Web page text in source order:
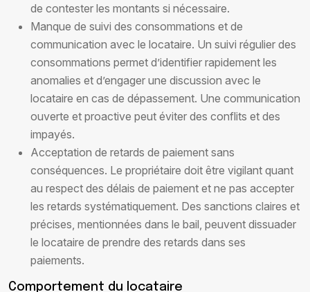
de contester les montants si nécessaire.
Manque de suivi des consommations et de
communication avec le locataire. Un suivi régulier des
consommations permet d’identifier rapidement les
anomalies et d’engager une discussion avec le
locataire en cas de dépassement. Une communication
ouverte et proactive peut éviter des conflits et des
impayés.
Acceptation de retards de paiement sans
conséquences. Le propriétaire doit être vigilant quant
au respect des délais de paiement et ne pas accepter
les retards systématiquement. Des sanctions claires et
précises, mentionnées dans le bail, peuvent dissuader
le locataire de prendre des retards dans ses
paiements.
Comportement du locataire